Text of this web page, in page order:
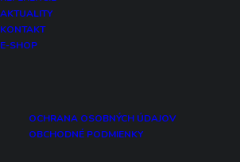
AKTUALITY
KONTAKT
E-SHOP
OCHRANA OSOBNÝCH ÚDAJOV
OBCHODNÉ PODMIENKY
Regulátory
Teplota
Hladina
Otáčky